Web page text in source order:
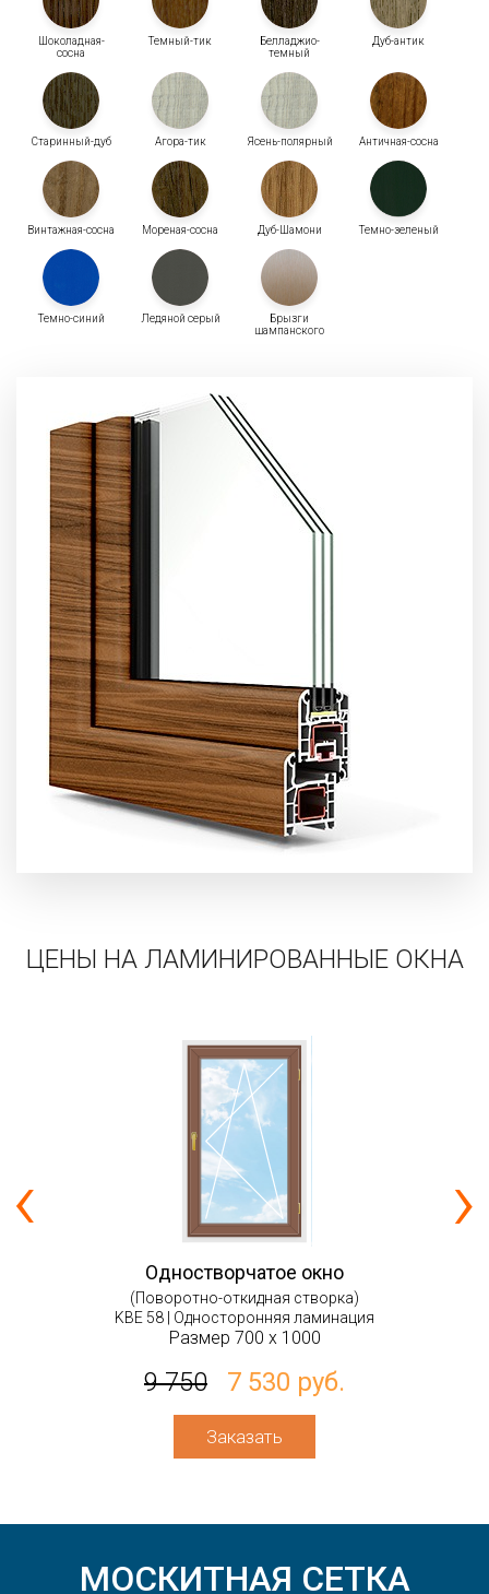
Шоколадная-
сосна
Темный-тик
Белладжио-
темный
Дуб-антик
Старинный-дуб Агора-тик Ясень-полярный Античная-сосна
Винтажная-сосна Мореная-сосна Дуб-Шамони Темно-зеленый
Темно-синий Ледяной серый
Брызги
шампанского
ЦЕНЫ НА ЛАМИНИРОВАННЫЕ ОКНА
Одностворчатое окно
(Поворотно-откидная створка)
KBE 58 | Односторонняя ламинация
Размер 700 х 1000
9 750 7 530 руб.
Заказать
‹ ›
МОСКИТНАЯ СЕТКА